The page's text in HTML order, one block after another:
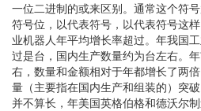
一位二进制的或来区别。通常这个符
符号位，以代表符号，以代表符号这
业机器人年平均增长率超过。年我国
过是台，国内生产数量约为台左右。
右，数量和金额相对于年都增长了两
量（主要指在国内生产和组装的）突
并不算长，年美国英格伯格和德沃尔